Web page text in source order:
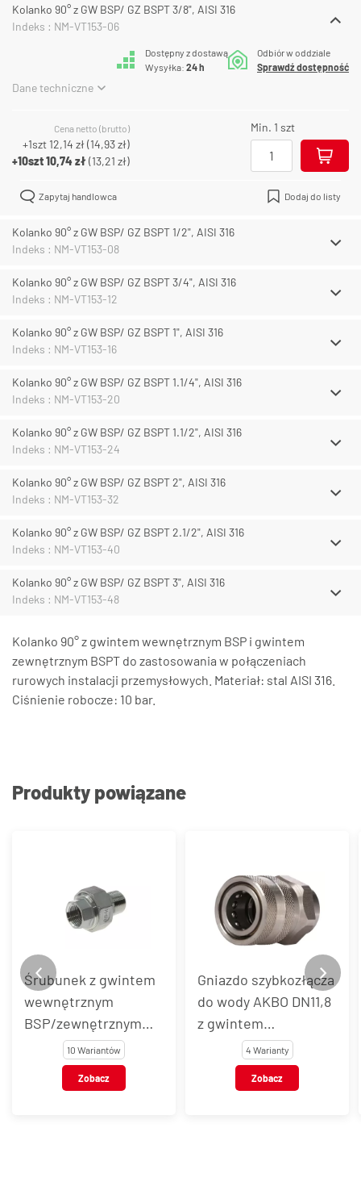
Kolanko 90° z GW BSP/ GZ BSPT 3/8", AISI 316
Indeks : NM-VT153-06
Dostępny z dostawą
Wysyłka: 24 h
Odbiór w oddziale
Sprawdź dostępność
Dane techniczne
Cena netto (brutto)
+1szt 12,14 zł(14,93 zł)
+10szt10,74 zł(13,21 zł)
Min. 1 szt
Zapytaj handlowca Dodaj do listy
Kolanko 90° z GW BSP/ GZ BSPT 1/2", AISI 316
Indeks : NM-VT153-08
Kolanko 90° z GW BSP/ GZ BSPT 3/4", AISI 316
Indeks : NM-VT153-12
Kolanko 90° z GW BSP/ GZ BSPT 1", AISI 316
Indeks : NM-VT153-16
Kolanko 90° z GW BSP/ GZ BSPT 1.1/4", AISI 316
Indeks : NM-VT153-20
Kolanko 90° z GW BSP/ GZ BSPT 1.1/2", AISI 316
Indeks : NM-VT153-24
Kolanko 90° z GW BSP/ GZ BSPT 2", AISI 316
Indeks : NM-VT153-32
Kolanko 90° z GW BSP/ GZ BSPT 2.1/2", AISI 316
Indeks : NM-VT153-40
Kolanko 90° z GW BSP/ GZ BSPT 3", AISI 316
Indeks : NM-VT153-48
Kolanko 90° z gwintem wewnętrznym BSP i gwintem
zewnętrznym BSPT do zastosowania w połączeniach
rurowych instalacji przemysłowych. Materiał: stal AISI 316.
Ciśnienie robocze: 10 bar.
Produkty powiązane
Śrubunek z gwintem
wewnętrznym
BSP/zewnętrznym
BSPT, stal
nierdzewna, typ
10 Wariantów
Zobacz
Gniazdo szybkozłącza
do wody AKBO DN11,8
z gwintem
wewnętrznym, stal
nierdzewna AISI 303 /
4 Warianty
Zobacz